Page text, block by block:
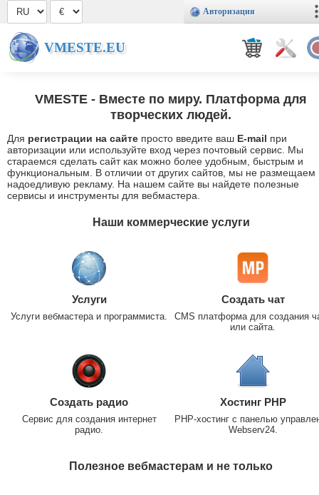
Авторизация
VMESTE.EU
VMESTE - Вместе по миру. Платформа для
творческих людей.
Для регистрации на сайте просто введите ваш E-mail при
авторизации или используйте вход через почтовый сервис. Мы
стараемся сделать сайт как можно более удобным, быстрым и
функциональным. В отличии от других сайтов, мы не размещаем
надоедливую рекламу. На нашем сайте вы найдете полезные
сервисы и инструменты для вебмастера.
Наши коммерческие услуги
Услуги
Услуги вебмастера и программиста.
Создать чат
CMS платформа для создания
или сайта.
Создать радио
Сервис для создания интернет
радио.
Хостинг PHP
PHP-хостинг с панелью
Webserv24.
Полезное вебмастерам и не только